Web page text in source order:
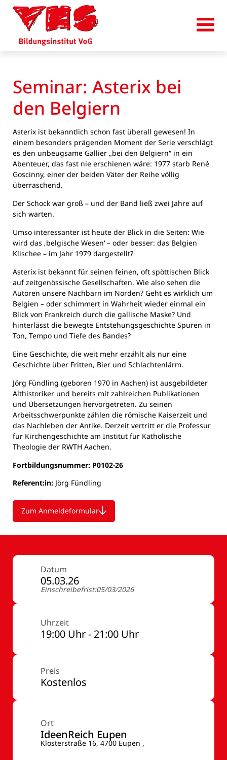
Seminar: Asterix bei
den Belgiern
Asterix ist bekanntlich schon fast überall gewesen! In
einem besonders prägenden Moment der Serie verschlägt
es den unbeugsame Gallier „bei den Belgiern“ in ein
Abenteuer, das fast nie erschienen wäre: 1977 starb René
Goscinny, einer der beiden Väter der Reihe völlig
überraschend.
Der Schock war groß – und der Band ließ zwei Jahre auf
sich warten.
Umso interessanter ist heute der Blick in die Seiten: Wie
wird das ‚belgische Wesen‘ – oder besser: das Belgien
Klischee – im Jahr 1979 dargestellt?
Asterix ist bekannt für seinen feinen, oft spöttischen Blick
auf zeitgenössische Gesellschaften. Wie also sehen die
Autoren unsere Nachbarn im Norden? Geht es wirklich um
Belgien – oder schimmert in Wahrheit wieder einmal ein
Blick von Frankreich durch die gallische Maske? Und
hinterlässt die bewegte Entstehungsgeschichte Spuren in
Ton, Tempo und Tiefe des Bandes?
Eine Geschichte, die weit mehr erzählt als nur eine
Geschichte über Fritten, Bier und Schlachtenlärm.
Jörg Fündling (geboren 1970 in Aachen) ist ausgebildeter
Althistoriker und bereits mit zahlreichen Publikationen
und Übersetzungen hervorgetreten. Zu seinen
Arbeitsschwerpunkte zählen die römische Kaiserzeit und
das Nachleben der Antike. Derzeit vertritt er die Professur
für Kirchengeschichte am Institut für Katholische
Theologie der RWTH Aachen.
Fortbildungsnummer: P0102-26
Referent:in: Jörg Fündling
Zum Anmeldeformular
Datum
05.03.26
Einschreibefrist:05/03/2026
Uhrzeit
19:00 Uhr - 21:00 Uhr
Preis
Kostenlos
Ort
IdeenReich Eupen
Klosterstraße 16, 4700 Eupen ,